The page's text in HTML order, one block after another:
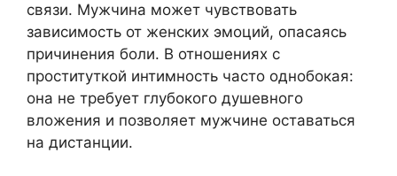
связи. Мужчина может чувствовать
зависимость от женских эмоций, опасаясь
причинения боли. В отношениях с
проституткой интимность часто однобокая:
она не требует глубокого душевного
вложения и позволяет мужчине оставаться
на дистанции.